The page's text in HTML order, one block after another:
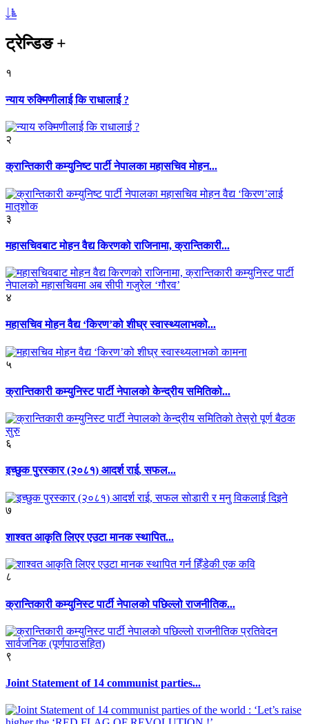
ट्रेन्डिङ+
१
न्याय रुक्मिणीलाई कि राधालाई ?
२
क्रान्तिकारी कम्युनिष्ट पार्टी नेपालका महासचिव मोहन...
३
महासचिवबाट मोहन वैद्य किरणको राजिनामा, क्रान्तिकारी...
४
महासचिव मोहन वैद्य ‘किरण’को शीघ्र स्वास्थ्यलाभको...
५
क्रान्तिकारी कम्युनिस्ट पार्टी नेपालको केन्द्रीय समितिको...
६
इच्छुक पुरस्कार (२०८१) आदर्श राई, सफल...
७
शाश्वत आकृति लिएर एउटा मानक स्थापित...
८
क्रान्तिकारी कम्युनिस्ट पार्टी नेपालको पछिल्लो राजनीतिक...
९
Joint Statement of 14 communist parties...